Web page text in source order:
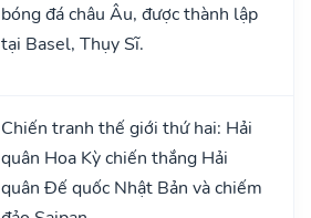
bóng đá châu Âu, được thành lập
tại Basel, Thụy Sĩ.
Chiến tranh thế giới thứ hai: Hải
quân Hoa Kỳ chiến thắng Hải
quân Đế quốc Nhật Bản và chiếm